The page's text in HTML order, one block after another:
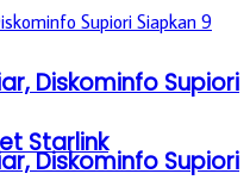
Diskominfo Supiori
Starlink
Diskominfo Supiori